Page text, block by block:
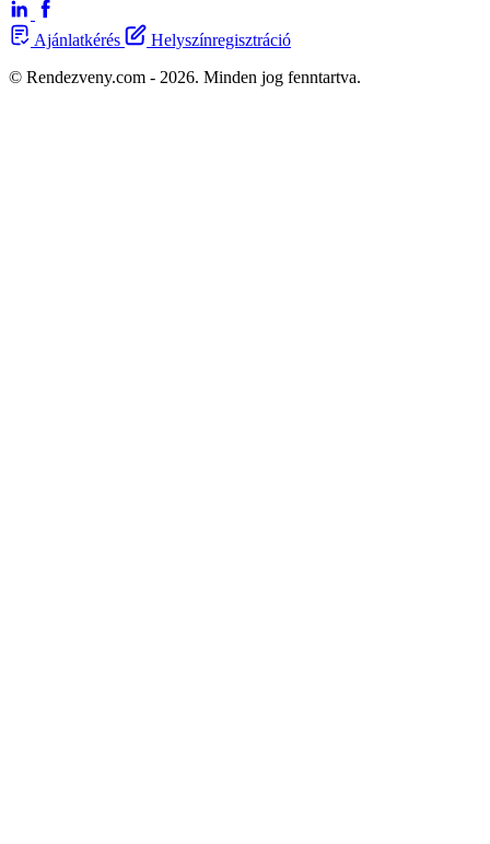
Ajánlatkérés
Helyszínregisztráció
© Rendezveny.com - 2026. Minden jog fenntartva.